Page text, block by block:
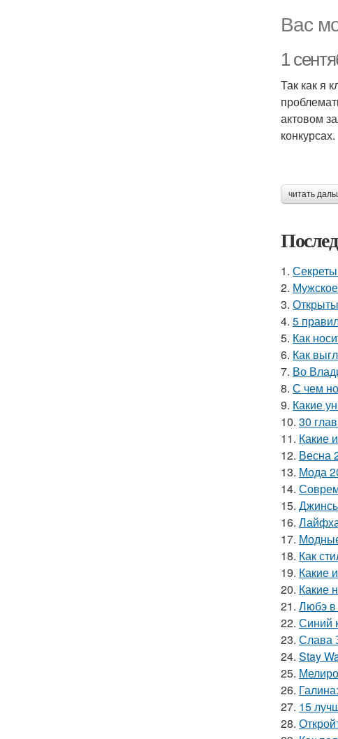
Вас
1
Так как я
актовом
конкурсах.
читать
1.
2.
3.
4. 5
5. Как
6. Как
7. Во
8. С чем
9. Какие
10. 30
11. Какие
12. Весна
13. Мода
14.
15.
16.
17.
18. Как
19. Какие
20. Какие
21. Любэ в
22. Синий
23. Слава
24. Stay
25.
26.
27. 15
28.